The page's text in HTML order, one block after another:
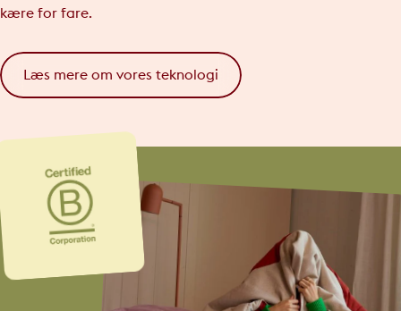
kære for fare.
Læs mere om vores teknologi